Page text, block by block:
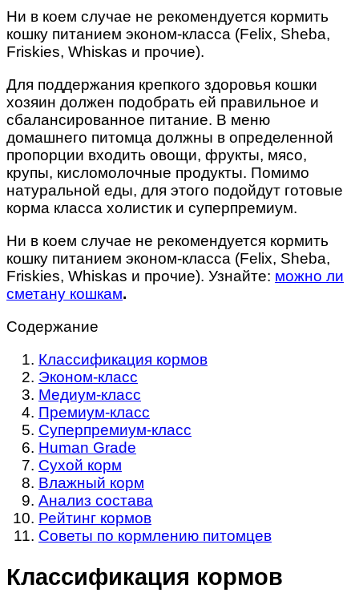
Ни в коем случае не рекомендуется кормить
кошку питанием эконом-класса (Felix, Sheba,
Friskies, Whiskas и прочие).
Для поддержания крепкого здоровья кошки
хозяин должен подобрать ей правильное и
сбалансированное питание. В меню
домашнего питомца должны в определенной
пропорции входить овощи, фрукты, мясо,
крупы, кисломолочные продукты. Помимо
натуральной еды, для этого подойдут готовые
корма класса холистик и суперпремиум.
Ни в коем случае не рекомендуется кормить
кошку питанием эконом-класса (Felix, Sheba,
Friskies, Whiskas и прочие). Узнайте: можно ли
сметану кошкам.
Содержание
Классификация кормов
Эконом-класс
Медиум-класс
Премиум-класс
Суперпремиум-класс
Human Grade
Сухой корм
Влажный корм
Анализ состава
Рейтинг кормов
Советы по кормлению питомцев
Классификация кормов